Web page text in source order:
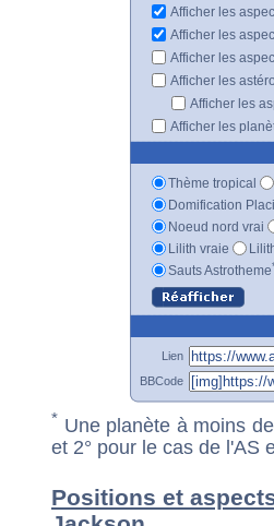
Afficher les
Afficher les
Afficher les
Afficher les
Afficher les
Afficher les
Thème tropical
Domification
Noeud nord vrai
Lilith vraie
Sauts Astrotheme
Lien
BBCode
* Une planète à moins
et 2° pour le cas de l'AS
Positions et